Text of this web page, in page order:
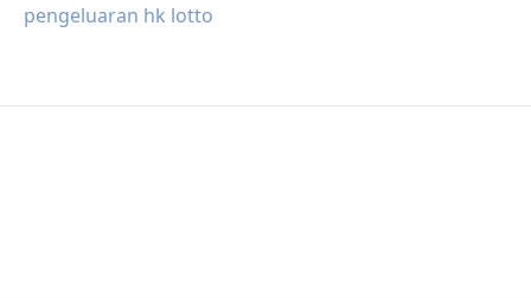
pengeluaran hk lotto